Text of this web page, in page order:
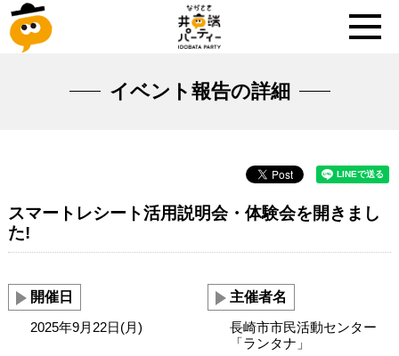
イベント報告の詳細
スマートレシート活用説明会・体験会を開きまし
た!
開催日
2025年9月22日(月)
主催者名
長崎市市民活動センター
「ランタナ」